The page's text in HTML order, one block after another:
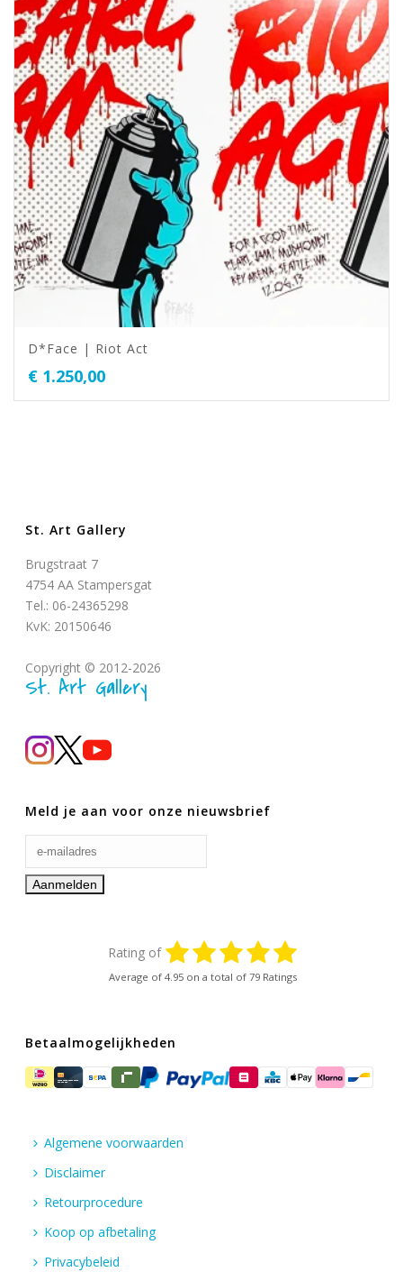
D*Face | Riot Act
€ 1.250,00
St. Art Gallery
Brugstraat 7
4754 AA Stampersgat
Tel.: 06-24365298
KvK: 20150646
Copyright © 2012-2026
St. Art Gallery
Meld je aan voor onze nieuwsbrief
Rating of
Average of 4.95 on a total of 79 Ratings
Betaalmogelijkheden
Algemene voorwaarden
Disclaimer
Retourprocedure
Koop op afbetaling
Privacybeleid